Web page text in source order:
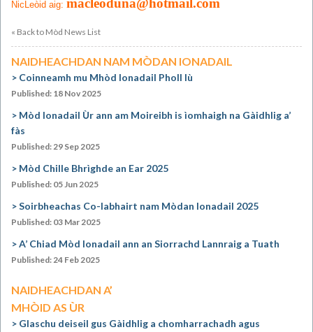
NicLeòid aig: macleoduna@hotmail.com
« Back to Mòd News List
NAIDHEACHDAN NAM MÒDAN IONADAIL
Coinneamh mu Mhòd Ionadail Pholl Iù
Published: 18 Nov 2025
Mòd Ionadail Ùr ann am Moireibh is ìomhaigh na Gàidhlig a’
fàs
Published: 29 Sep 2025
Mòd Chille Bhrìghde an Ear 2025
Published: 05 Jun 2025
Soirbheachas Co-labhairt nam Mòdan Ionadail 2025
Published: 03 Mar 2025
A’ Chiad Mòd Ionadail ann an Siorrachd Lannraig a Tuath
Published: 24 Feb 2025
NAIDHEACHDAN A’
MHÒID AS ÙR
Glaschu deiseil gus Gàidhlig a chomharrachadh agus